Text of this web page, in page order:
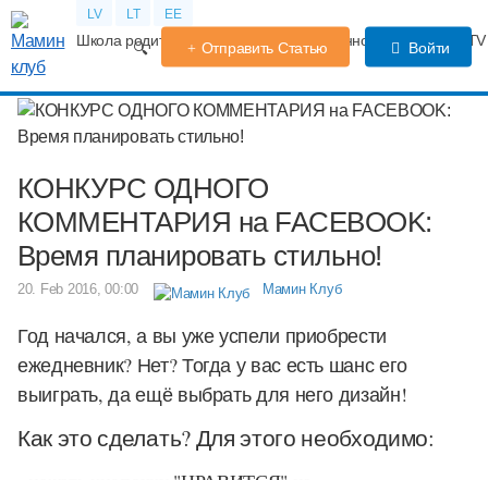
LV LT EE
Школа родителей Календарь беременности Форум
Отправить Статью Войти
КОНКУРС ОДНОГО
КОММЕНТАРИЯ на FACEBOOK:
Время планировать стильно!
20. Feb 2016, 00:00 Мамин Клуб
Год начался, а вы уже успели приобрести
ежедневник? Нет? Тогда у вас есть шанс его
выиграть, да ещё выбрать для него дизайн!
Как это сделать? Для этого необходимо: